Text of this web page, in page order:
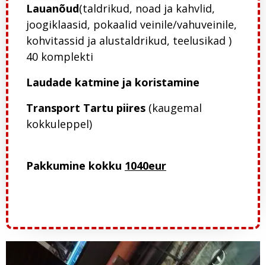
Lauanõud(taldrikud, noad ja kahvlid,
joogiklaasid, pokaalid veinile/vahuveinile,
kohvitassid ja alustaldrikud, teelusikad )
40 komplekti
Laudade katmine ja koristamine
Transport Tartu piires (kaugemal
kokkuleppel)
Pakkumine kokku 1040eur